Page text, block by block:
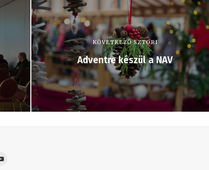
KÖVETKEZŐ SZTORI
Adventre készül a NAV